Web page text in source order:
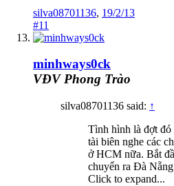
silva08701136, 19/2/13
#11
minhways0ck
VĐV Phong Trào
silva08701136 said: ↑
Tình hình là đợt
tài biên nghe các
ở HCM nữa. Bắt
chuyển ra Đà
Click to expand...